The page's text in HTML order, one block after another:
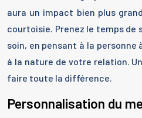
aura un impact bien plus
courtoisie. Prenez le temps de
soin, en pensant à la personne
à la nature de votre relation.
faire toute la différence.
Personnalisation du